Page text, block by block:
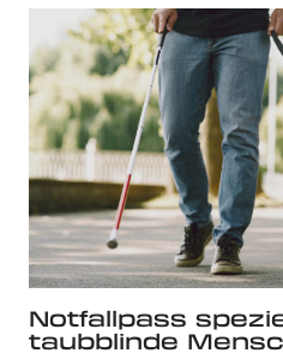
Notfallpass
taubblinde